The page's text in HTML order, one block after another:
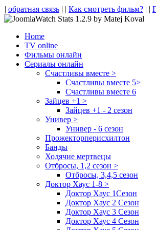
| обратная связь | | Как смотреть фильм? | |
Home
TV online
Фильмы онлайн
Сериалы онлайн
Счастливы вместе >
Счастливы вместе 5>
Счастливы вместе 6
Зайцев +1 >
Зайцев +1 - 2 сезон
Универ >
Универ - 6 сезон
Прожекторперисхилтон
Банды
Ходячие мертвецы
Отбросы, 1,2 сезон >
Отбросы, 3,4,5 сезон
Доктор Хаус 1-8 >
Доктор Хаус 1Сезон
Доктор Хаус 2 Сезон
Доктор Хаус 3 Сезон
Доктор Хаус 4 Сезон